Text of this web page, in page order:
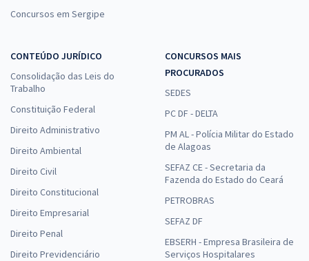
Concursos em Sergipe
CONTEÚDO JURÍDICO
Consolidação das Leis do
Trabalho
Constituição Federal
Direito Administrativo
Direito Ambiental
Direito Civil
Direito Constitucional
Direito Empresarial
Direito Penal
Direito Previdenciário
CONCURSOS MAIS
PROCURADOS
SEDES
PC DF - DELTA
PM AL - Polícia Militar do Estado
de Alagoas
SEFAZ CE - Secretaria da
Fazenda do Estado do Ceará
PETROBRAS
SEFAZ DF
EBSERH - Empresa Brasileira de
Serviços Hospitalares